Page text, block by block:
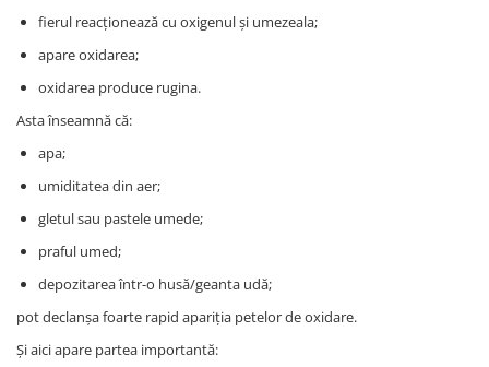
fierul reacționează cu oxigenul și umezeala;
apare oxidarea;
oxidarea produce rugina.
Asta înseamnă că:
apa;
umiditatea din aer;
gletul sau pastele umede;
praful umed;
depozitarea într-o husă/geanta udă;
pot declanșa foarte rapid apariția petelor de oxidare.
Și aici apare partea importantă: